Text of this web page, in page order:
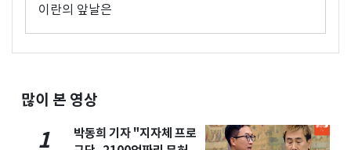
이란의 앞날은
많이 본 영상
1
박동희 기자 "지자체 프로